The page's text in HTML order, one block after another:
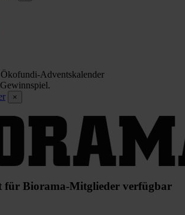
Ökofundi-Adventskalender
×
für Biorama-Mitglieder verfügbar